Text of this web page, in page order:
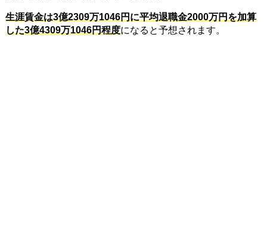
生涯賃金は3億2309万1046円に平均退職金2000万円を加算
した3億4309万1046円程度になると予想されます。